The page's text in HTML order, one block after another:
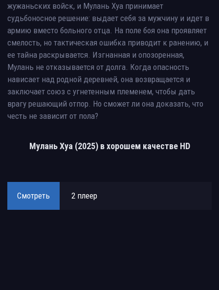
жужаньских войск, и Мулань Хуа принимает
судьбоносное решение: выдает себя за мужчину и идет в
армию вместо больного отца. На поле боя она проявляет
смелость, но тактическая ошибка приводит к ранению, и
ее тайна раскрывается. Изгнанная и опозоренная,
Мулань не отказывается от долга. Когда опасность
нависает над родной деревней, она возвращается и
заключает союз с угнетенным племенем, чтобы дать
врагу решающий отпор. Но сможет ли она доказать, что
честь не зависит от пола?
Мулань Хуа (2025) в хорошем качестве HD
Смотреть 2 плеер